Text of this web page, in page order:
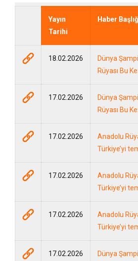
Yayın
Tarihi
Haber
18.02.2026
Dünya
Rüyası Bu
17.02.2026
Dünya
Rüyası Bu
17.02.2026
Anadolu
Türkiye’yi
17.02.2026
Anadolu
Türkiye’yi
17.02.2026
Anadolu
Türkiye’yi
17.02.2026
Dünya